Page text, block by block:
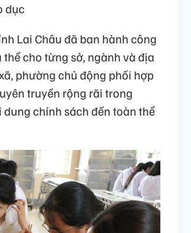
dục
Lai Châu đã ban hành công
cho từng sở, ngành và địa
phường chủ động phối hợp
truyền rộng rãi trong
chính sách đến toàn thể